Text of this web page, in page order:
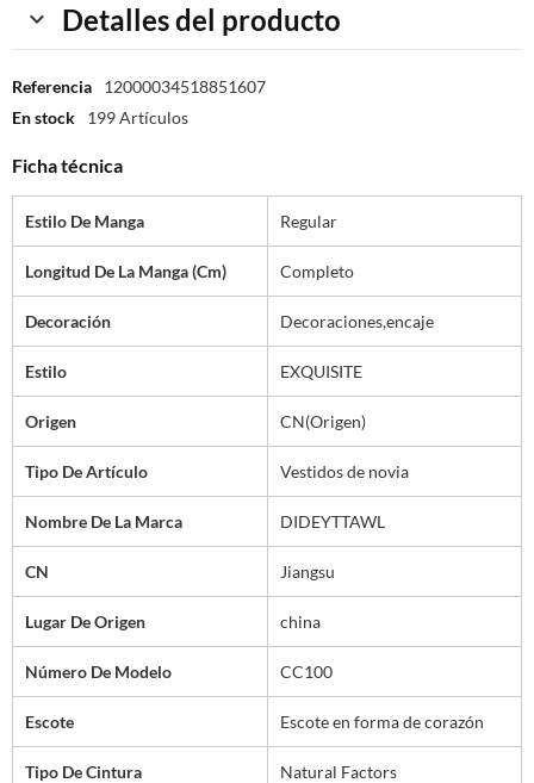
Detalles del producto
Referencia
12000034518851607
En stock
199 Artículos
Ficha técnica
Estilo De Manga Regular
Longitud De La Manga (cm) Completo
Decoración Decoraciones,encaje
Estilo EXQUISITE
Origen CN(Origen)
Tipo De Artículo Vestidos de novia
Nombre De La Marca DIDEYTTAWL
CN Jiangsu
Lugar De Origen china
Número De Modelo CC100
Escote Escote en forma de corazón
Tipo De Cintura Natural Factors